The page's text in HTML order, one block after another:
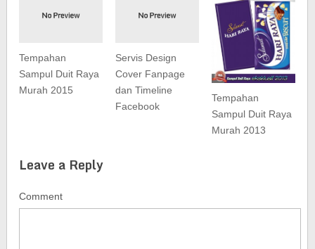
Tempahan
Sampul Duit Raya
Murah 2015
Servis Design
Cover Fanpage
dan Timeline
Facebook
Tempahan
Sampul Duit Raya
Murah 2013
Leave a Reply
Comment